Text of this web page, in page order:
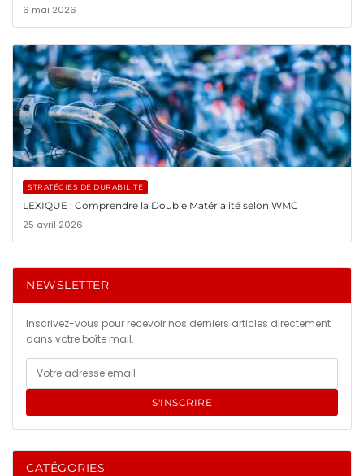
6 mai 2026
STRATÉGIES DE DURABILITÉ
LEXIQUE : Comprendre la Double Matérialité selon WMC
25 avril 2026
NEWSLETTER
Inscrivez-vous pour recevoir nos derniers articles directement
dans votre boîte mail.
S'INSCRIRE
CATÉGORIES